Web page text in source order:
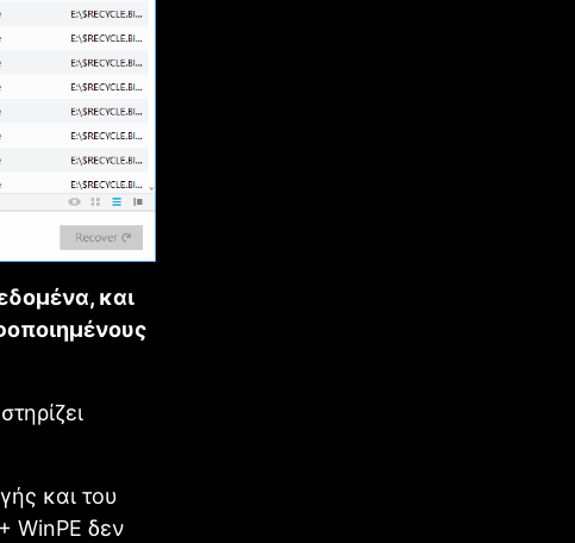
και
και του
WinPE δεν